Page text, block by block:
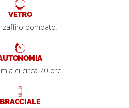
VETRO
zaffiro bombato.
di circa 70 ore.
BRACCIALE